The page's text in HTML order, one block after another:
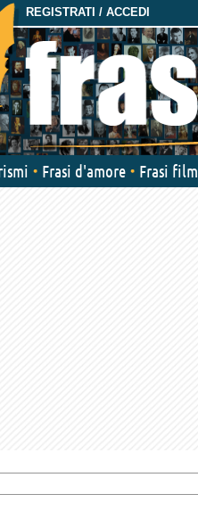
REGISTRATI / ACCEDI
Frasi d'amore Frasi film